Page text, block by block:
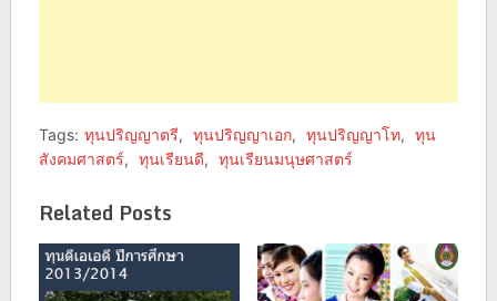
Tags: ทุนปริญญาตรี, ทุนปริญญาเอก, ทุนปริญญาโท, ทุน
สังคมศาสตร์, ทุนเรียนดี, ทุนเรียนมนุษศาสตร์
Related Posts